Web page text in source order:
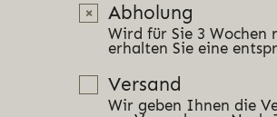
Abholung
Wird für Sie 3
erhalten Sie eine
Versand
Wir geben Ihnen die